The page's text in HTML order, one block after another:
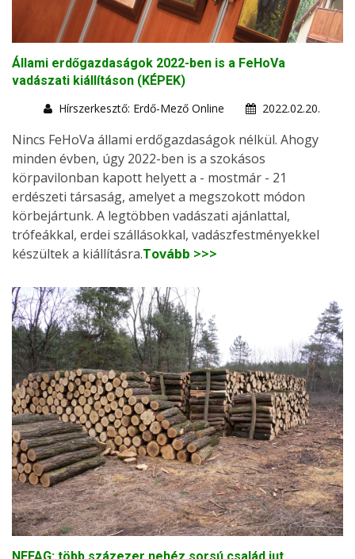
Állami erdőgazdaságok 2022-ben is a FeHoVa
vadászati kiállításon (KÉPEK)
Hírszerkesztő: Erdő-Mező Online
2022.02.20.
Nincs FeHoVa állami erdőgazdaságok nélkül. Ahogy
minden évben, úgy 2022-ben is a szokásos
körpavilonban kapott helyett a - mostmár - 21
erdészeti társaság, amelyet a megszokott módon
körbejártunk. A legtöbben vadászati ajánlattal,
trófeákkal, erdei szállásokkal, vadászfestményekkel
készültek a kiállításra.Tovább >>>